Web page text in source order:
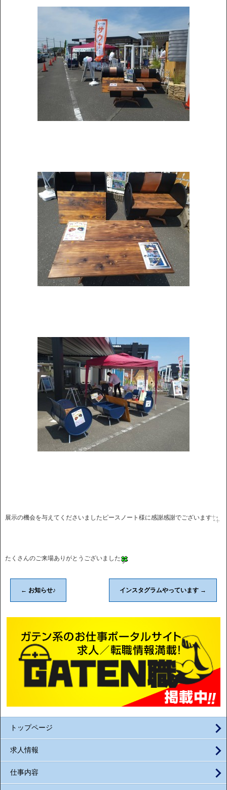
展示の機会を与えてくださいましたピースノート様に感謝感謝でございます
たくさんのご来場ありがとうございました
← お知らせ♪ インスタグラムやっています →
トップページ
求人情報
仕事内容